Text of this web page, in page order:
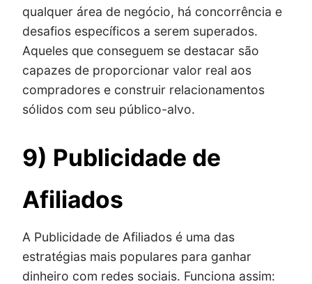
qualquer área de negócio, há concorrência e
desafios específicos a serem superados.
Aqueles que conseguem se destacar são
capazes de proporcionar valor real aos
compradores e construir relacionamentos
sólidos com seu público-alvo.
9) Publicidade de
Afiliados
A Publicidade de Afiliados é uma das
estratégias mais populares para ganhar
dinheiro com redes sociais. Funciona assim: